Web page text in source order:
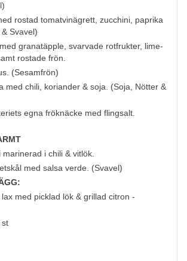
)
rostad tomatvinägrett, zucchini, paprika
Svavel)
granatäpple, svarvade rotfrukter, lime-
rostade frön.
(Sesamfrön)
med chili, koriander & soja. (Soja, Nötter &
egna fröknäcke med flingsalt.
i chili & vitlök.
med salsa verde. (Svavel)
med picklad lök & grillad citron -
st